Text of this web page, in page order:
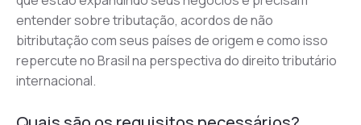
entender sobre tributação, acordos de não
bitributação com seus países de origem e como isso
repercute no Brasil na perspectiva do direito tributário
internacional.